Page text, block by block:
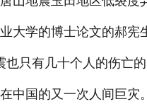
大学的博士论文的郝宪
也只有几十个人的伤亡
中国的又一次人间巨灾。